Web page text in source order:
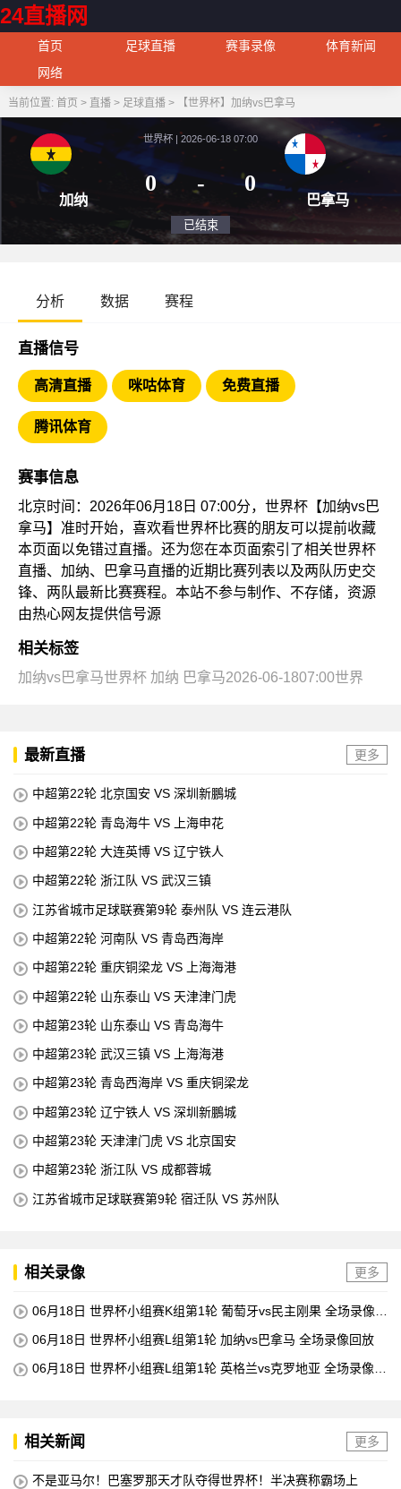
24直播网
首页 足球直播 赛事录像
体育新闻
网络
当前位置: 首页 > 直播> 足球直播> 【世界杯】加纳vs巴拿马
加纳
世界杯 | 2026-06-18 07:00
0
巴
分析 数据 赛程
直播信号
高清直播 咪咕体育 免费直播
腾讯体育
赛事信息
北京时间：2026年06月18日 07:00分，世界杯【加纳vs巴
拿马】准时开始，喜欢看世界杯比赛的朋友可以提前收藏
本页面以免错过直播。还为您在本页面索引了相关世界杯
直播、加纳、巴拿马直播的近期比赛列表以及两队历史交
锋、两队最新比赛赛程。本站不参与制作、不存储，资源
由热心网友提供信号源
相关标签
加纳vs巴拿马世界杯 加纳 巴拿马2026-06-1807:00世界
最新直播 更多
中超第22轮 北京国安 VS 深圳新鵬城
中超第22轮 青岛海牛 VS 上海申花
中超第22轮 大连英博 VS 辽宁铁人
中超第22轮 浙江队 VS 武汉三镇
江苏省城市足球联赛第9轮 泰州队 VS 连云港队
中超第22轮 河南队 VS 青岛西海岸
中超第22轮 重庆铜梁龙 VS 上海海港
中超第22轮 山东泰山 VS 天津津门虎
中超第23轮 山东泰山 VS 青岛海牛
中超第23轮 武汉三镇 VS 上海海港
中超第23轮 青岛西海岸 VS 重庆铜梁龙
中超第23轮 辽宁铁人 VS 深圳新鵬城
中超第23轮 天津津门虎 VS 北京国安
中超第23轮 浙江队 VS 成都蓉城
江苏省城市足球联赛第9轮 宿迁队 VS 苏州队
相关录像 更多
06月18日 世界杯小组赛K组第1轮 葡萄牙vs民主刚果 全场录像回
06月18日 世界杯小组赛L组第1轮 加纳vs巴拿马 全场录像回放
06月18日 世界杯小组赛L组第1轮 英格兰vs克罗地亚 全场录像回
相关新闻 更多
不是亚马尔！巴塞罗那天才队夺得世界杯！半决赛称霸场上